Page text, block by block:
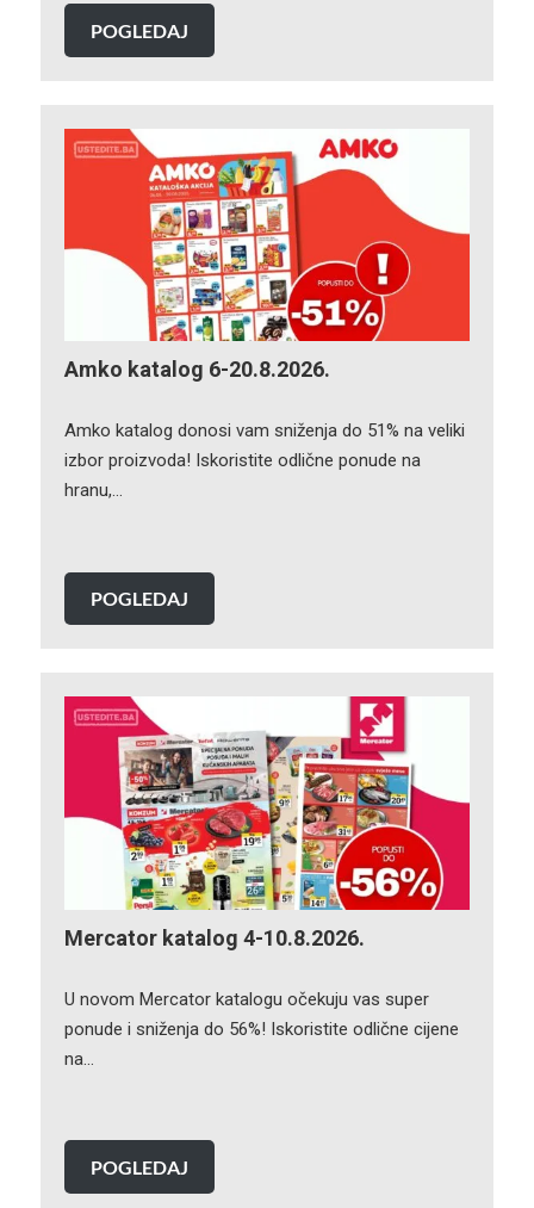
POGLEDAJ
Amko katalog 6-20.8.2026.
Amko katalog donosi vam sniženja do 51% na veliki
izbor proizvoda! Iskoristite odlične ponude na
hranu,…
POGLEDAJ
Mercator katalog 4-10.8.2026.
U novom Mercator katalogu očekuju vas super
ponude i sniženja do 56%! Iskoristite odlične cijene
na…
POGLEDAJ